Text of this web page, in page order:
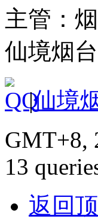
主管：
仙境烟
|仙境
GMT+8,
13
返回